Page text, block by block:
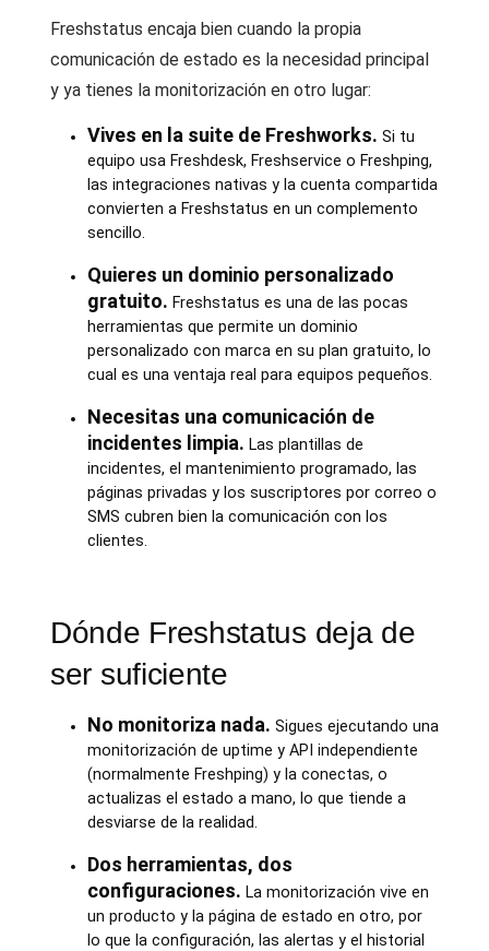
Freshstatus encaja bien cuando la propia
comunicación de estado es la necesidad principal
y ya tienes la monitorización en otro lugar:
Vives en la suite de Freshworks. Si tu
equipo usa Freshdesk, Freshservice o Freshping,
las integraciones nativas y la cuenta compartida
convierten a Freshstatus en un complemento
sencillo.
Quieres un dominio personalizado
gratuito. Freshstatus es una de las pocas
herramientas que permite un dominio
personalizado con marca en su plan gratuito, lo
cual es una ventaja real para equipos pequeños.
Necesitas una comunicación de
incidentes limpia. Las plantillas de
incidentes, el mantenimiento programado, las
páginas privadas y los suscriptores por correo o
SMS cubren bien la comunicación con los
clientes.
Dónde Freshstatus deja de
ser suficiente
No monitoriza nada. Sigues ejecutando una
monitorización de uptime y API independiente
(normalmente Freshping) y la conectas, o
actualizas el estado a mano, lo que tiende a
desviarse de la realidad.
Dos herramientas, dos
configuraciones. La monitorización vive en
un producto y la página de estado en otro, por
lo que la configuración, las alertas y el historial